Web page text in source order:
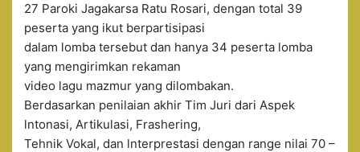
27 Paroki Jagakarsa Ratu Rosari, dengan total 39
peserta yang ikut berpartisipasi
dalam lomba tersebut dan hanya 34 peserta lomba
yang mengirimkan rekaman
video lagu mazmur yang dilombakan.
Berdasarkan penilaian akhir Tim Juri dari Aspek
lntonasi, Artikulasi, Frashering,
Tehnik Vokal, dan lnterprestasi dengan range nilai 70 –